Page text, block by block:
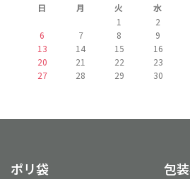
日 月 火 水
1
2
6
7 8 9
13
14 15 16
20
21 22 23
27
28 29 30
ポリ袋 包